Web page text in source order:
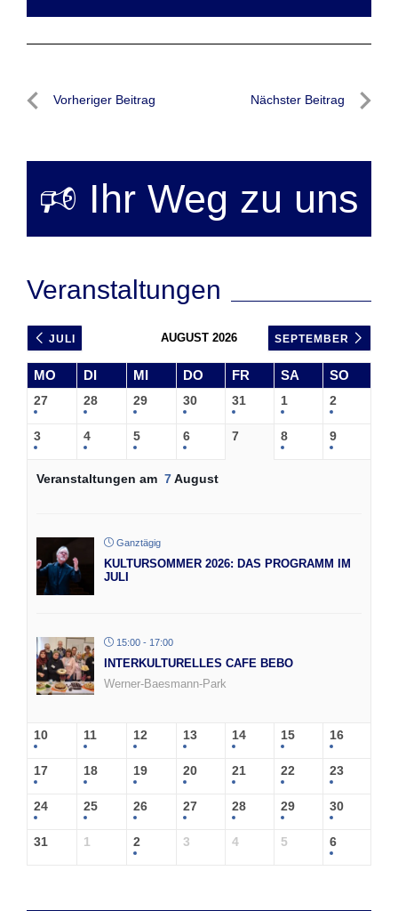
Beitragsnavigation
Vorheriger Beitrag Nächster Beitrag
🕫 Ihr Weg zu uns
Veranstaltungen
JULI AUGUST 2026 SEPTEMBER
MO DI MI DO FR SA SO
27 28 29 30 31 1 2
3 4 5 6 7 8 9
Veranstaltungen am 7August
Ganztägig
KULTURSOMMER 2026: DAS PROGRAMM IM
JULI
15:00 - 17:00
INTERKULTURELLES CAFE BEBO
Werner-Baesmann-Park
10 11 12 13 14 15 16
17 18 19 20 21 22 23
24 25 26 27 28 29 30
31 1 2 3 4 5 6